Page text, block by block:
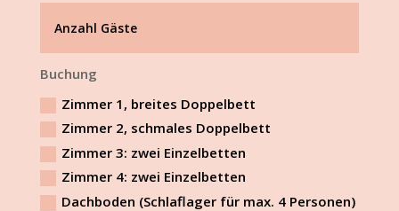
Buchung
Zimmer 1, breites Doppelbett
Zimmer 2, schmales Doppelbett
Zimmer 3: zwei Einzelbetten
Zimmer 4: zwei Einzelbetten
Dachboden (Schlaflager für max. 4 Personen)